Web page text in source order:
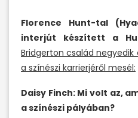
Florence Hunt-tal
interjút készített a
Bridgerton család negyedik
a színészi karrierjéről mesél:
Daisy Finch: Mi volt az,
a színészi pályában?